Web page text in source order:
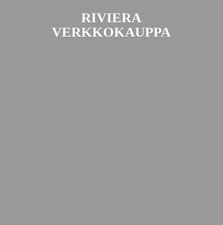
RIVIERA
VERKKOKAUPPA